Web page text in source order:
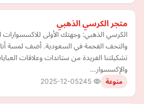
متجر الكرسي الذهبي
الكرسي الذهبي: وجهتك الأولى للاكسسوارات
والتحف الفخمة في السعودية. أضف لمسة
تشكيلتنا الفريدة من ستاندات وعلاقات
والإكسسوار…
منوعة 2025-12-05